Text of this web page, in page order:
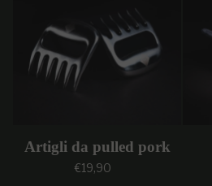
Artigli da pulled pork
Prezzo regolare
€19,90